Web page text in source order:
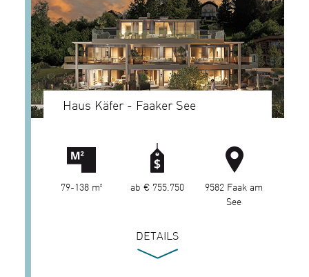
Haus Käfer - Faaker See
79-138 m² ab € 755.750
9582 Faak am
See
DETAILS